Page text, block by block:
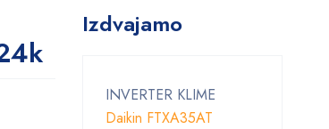
Izdvajamo
INVERTER KLIME
Daikin FTXA35AT